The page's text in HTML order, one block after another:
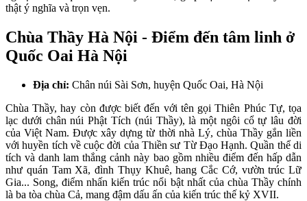
thật ý nghĩa và trọn vẹn.
Chùa Thầy Hà Nội - Điểm đến tâm linh ở
Quốc Oai Hà Nội
Địa chỉ: Chân núi Sài Sơn, huyện Quốc Oai, Hà Nội
Chùa Thầy, hay còn được biết đến với tên gọi Thiên Phúc Tự, tọa
lạc dưới chân núi Phật Tích (núi Thầy), là một ngôi cổ tự lâu đời
của Việt Nam. Được xây dựng từ thời nhà Lý, chùa Thầy gắn liền
với huyền tích về cuộc đời của Thiền sư Từ Đạo Hạnh. Quần thể di
tích và danh lam thắng cảnh này bao gồm nhiều điểm đến hấp dẫn
như quán Tam Xã, đình Thụy Khuê, hang Cắc Cớ, vườn trúc Lữ
Gia... Song, điểm nhấn kiến trúc nổi bật nhất của chùa Thầy chính
là ba tòa chùa Cả, mang đậm dấu ấn của kiến trúc thế kỷ XVII.